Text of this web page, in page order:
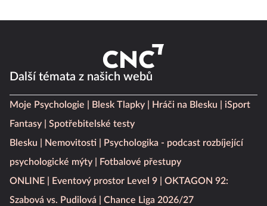
Další témata z našich webů
Moje Psychologie Blesk Tlapky Hráči na Blesku
iSport
Fantasy
Spotřebitelské testy
Blesku
Nemovitosti
Psychologika - podcast rozbíjející
psychologické mýty
Fotbalové přestupy
ONLINE
Eventový prostor Level 9
OKTAGON 92:
Szabová vs. Pudilová
Chance Liga 2026/27